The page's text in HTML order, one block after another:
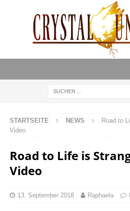
STARTSEITE NEWS
Road to
Video
Road to Life is
Video
13. September 2018 Raphaela